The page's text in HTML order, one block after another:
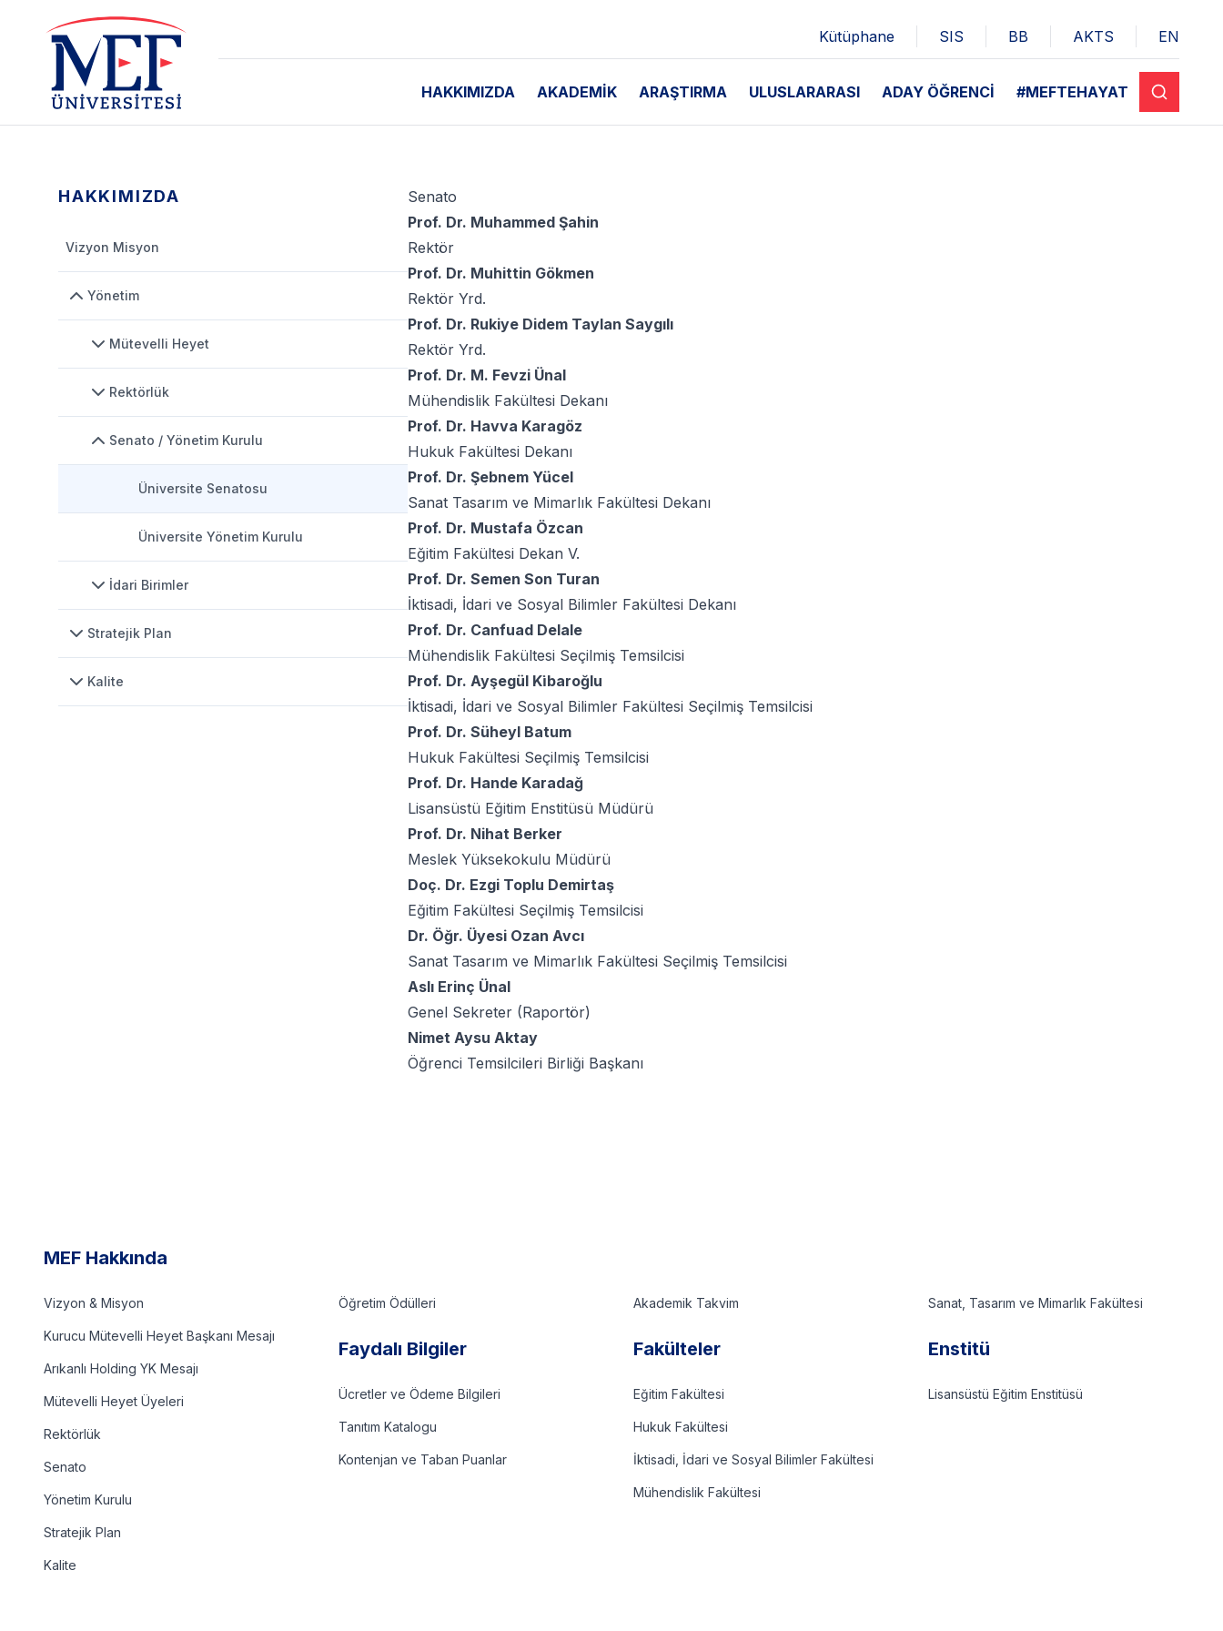
Kütüphane SIS BB AKTS EN
HAKKIMIZDA AKADEMİK ARAŞTIRMA ULUSLARARASI ADAY ÖĞRENCİ #MEFTEHAYAT
HAKKIMIZDA
Vizyon Misyon
Yönetim
Mütevelli Heyet
Rektörlük
Senato / Yönetim Kurulu
Üniversite Senatosu
Üniversite Yönetim Kurulu
İdari Birimler
Stratejik Plan
Kalite
Senato
Prof. Dr. Muhammed Şahin
Rektör
Prof. Dr. Muhittin Gökmen
Rektör Yrd.
Prof. Dr. Rukiye Didem Taylan Saygılı
Rektör Yrd.
Prof. Dr. M. Fevzi Ünal
Mühendislik Fakültesi Dekanı
Prof. Dr. Havva Karagöz
Hukuk Fakültesi Dekanı
Prof. Dr. Şebnem Yücel
Sanat Tasarım ve Mimarlık Fakültesi Dekanı
Prof. Dr. Mustafa Özcan
Eğitim Fakültesi Dekan V.
Prof. Dr. Semen Son Turan
İktisadi, İdari ve Sosyal Bilimler Fakültesi Dekanı
Prof. Dr. Canfuad Delale
Mühendislik Fakültesi Seçilmiş Temsilcisi
Prof. Dr. Ayşegül Ki̇baroğlu
İktisadi, İdari ve Sosyal Bilimler Fakültesi Seçilmiş Temsilcisi
Prof. Dr. Süheyl Batum
Hukuk Fakültesi Seçilmiş Temsilcisi
Prof. Dr. Hande Karadağ
Lisansüstü Eğitim Enstitüsü Müdürü
Prof. Dr. Nihat Berker
Meslek Yüksekokulu Müdürü
Doç. Dr. Ezgi Toplu Demirtaş
Eğitim Fakültesi Seçilmiş Temsilcisi
Dr. Öğr. Üyesi Ozan Avcı
Sanat Tasarım ve Mimarlık Fakültesi Seçilmiş Temsilcisi
Aslı Erinç Ünal
Genel Sekreter (Raportör)
Nimet Aysu Aktay
Öğrenci Temsilcileri Birliği Başkanı
MEF Hakkında
Vizyon & Misyon
Kurucu Mütevelli Heyet Başkanı Mesajı
Arıkanlı Holding YK Mesajı
Mütevelli Heyet Üyeleri
Rektörlük
Senato
Yönetim Kurulu
Stratejik Plan
Kalite
Öğretim Ödülleri
Faydalı Bilgiler
Ücretler ve Ödeme Bilgileri
Tanıtım Katalogu
Kontenjan ve Taban Puanlar
Akademik Takvim
Fakülteler
Eğitim Fakültesi
Hukuk Fakültesi
İktisadi, İdari ve Sosyal Bilimler Fakültesi
Mühendislik Fakültesi
Sanat, Tasarım ve Mimarlık Fakültesi
Enstitü
Lisansüstü Eğitim Enstitüsü